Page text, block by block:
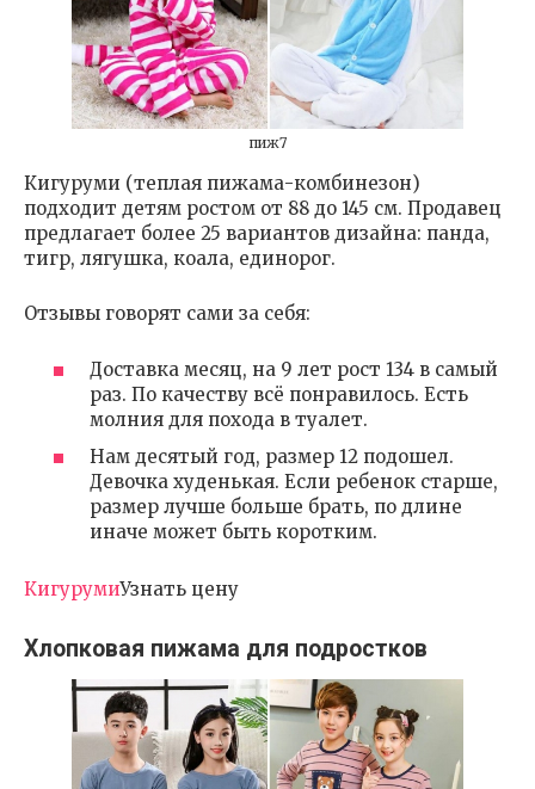
пиж7
Кигуруми (теплая пижама-комбинезон)
подходит детям ростом от 88 до 145 см. Продавец
предлагает более 25 вариантов дизайна: панда,
тигр, лягушка, коала, единорог.
Отзывы говорят сами за себя:
Доставка месяц, на 9 лет рост 134 в самый
раз. По качеству всё понравилось. Есть
молния для похода в туалет.
Нам десятый год, размер 12 подошел.
Девочка худенькая. Если ребенок старше,
размер лучше больше брать, по длине
иначе может быть коротким.
КигурумиУзнать цену
Хлопковая пижама для подростков